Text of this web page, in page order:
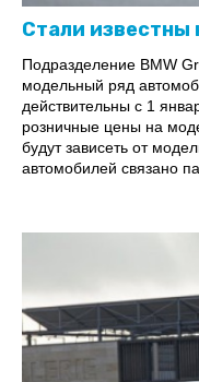
Стали известны
Подразделение BMW
модельный ряд
действительны с 1
розничные цены на
будут зависеть от
автомобилей связано